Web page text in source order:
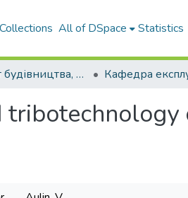
All of DSpace Statistics
Факультет будівництва, транспорту та енергетики